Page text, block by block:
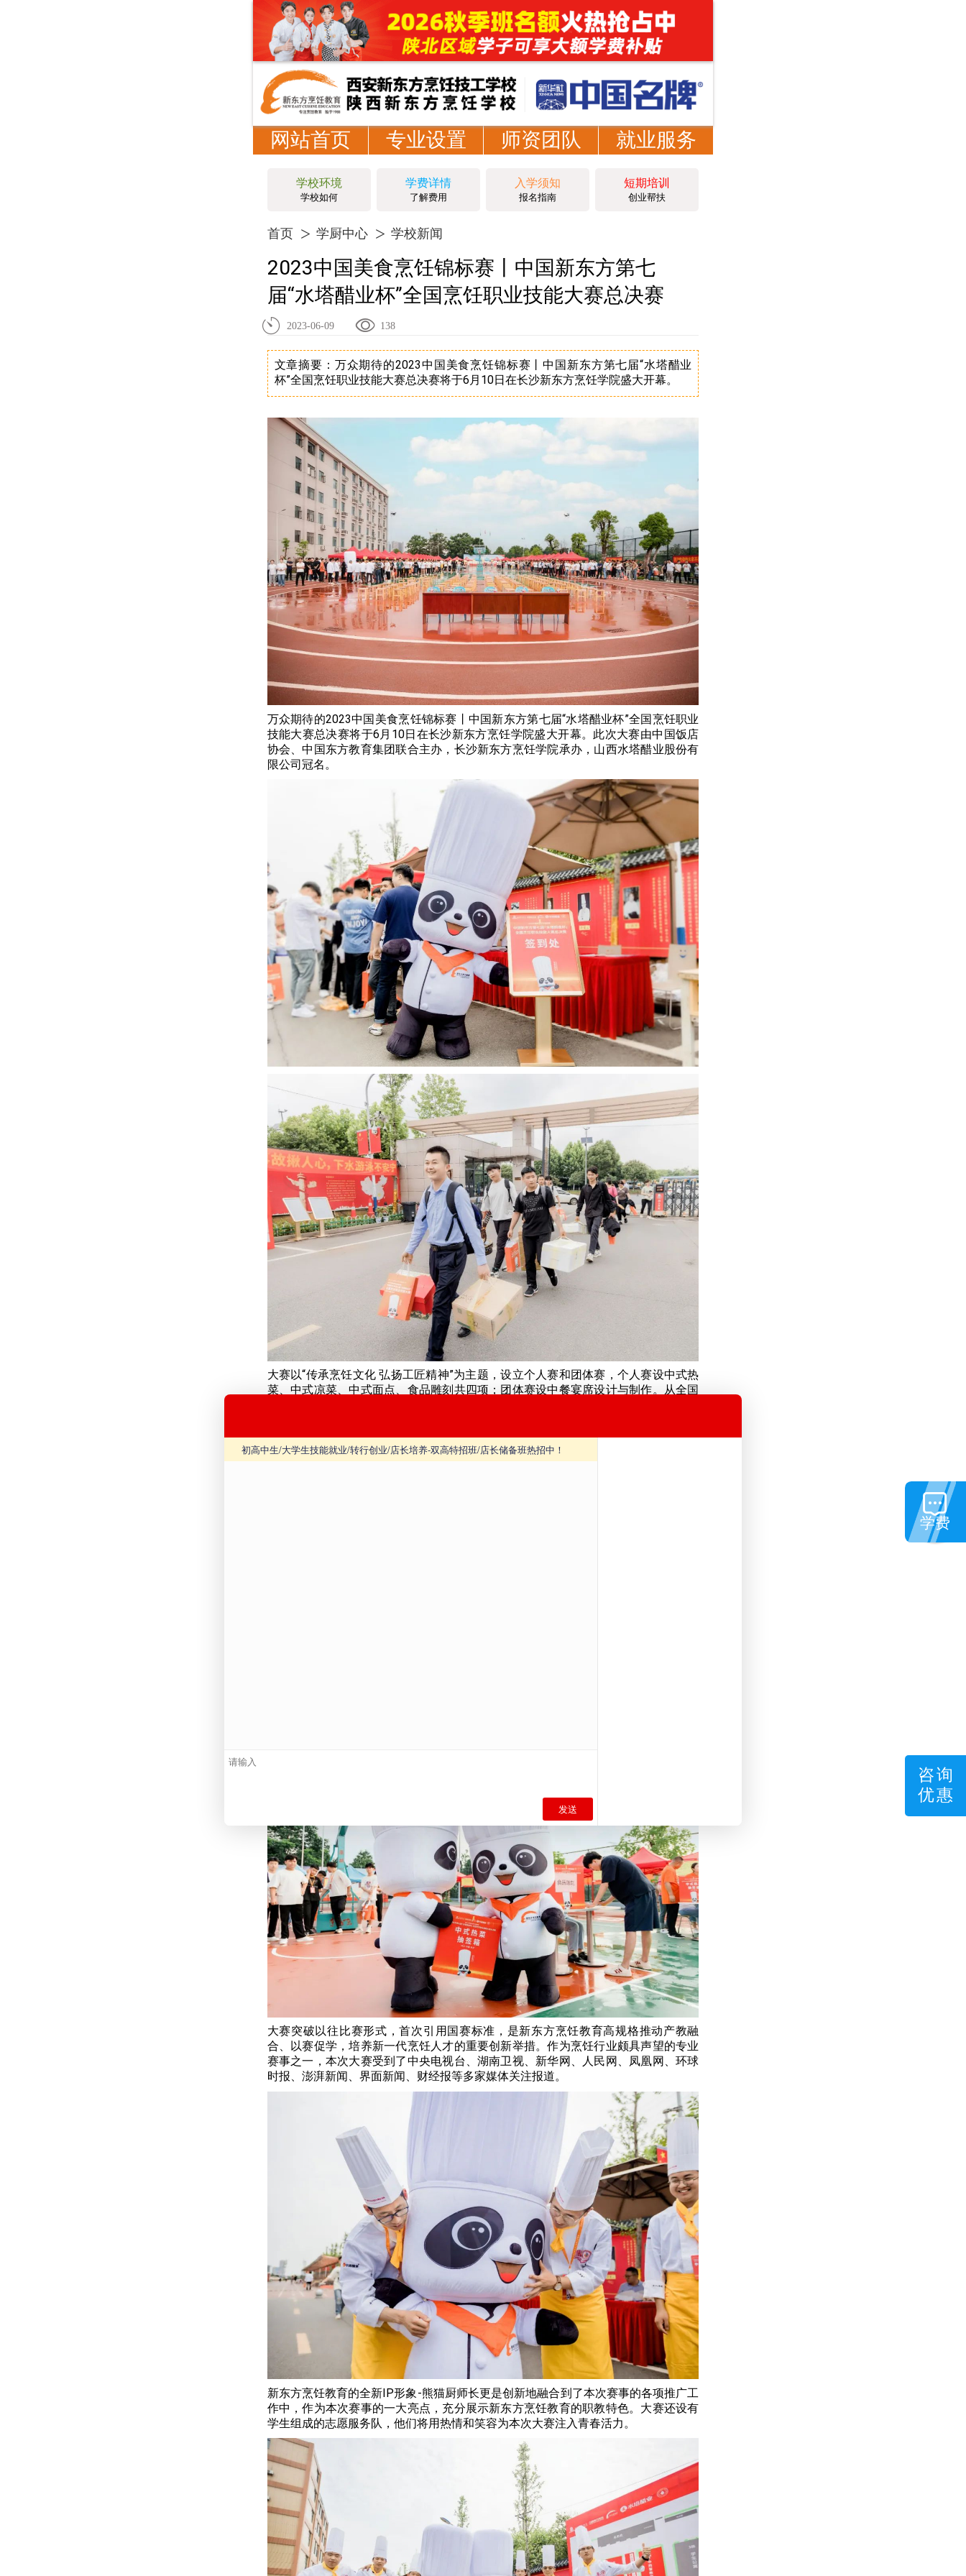
网站首页 专业设置 师资团队 就业服务
学校环境
学校如何
学费详情
了解费用
入学须知
报名指南
短期培训
创业帮扶
首页 学厨中心 学校新闻
2023中国美食烹饪锦标赛丨中国新东方第七
届“水塔醋业杯”全国烹饪职业技能大赛总决赛
2023-06-09 138
文章摘要：万众期待的2023中国美食烹饪锦标赛丨中国新东方第七届“水塔醋业
杯”全国烹饪职业技能大赛总决赛将于6月10日在长沙新东方烹饪学院盛大开幕。
万众期待的2023中国美食烹饪锦标赛丨中国新东方第七届“水塔醋业杯”全国烹饪职业
技能大赛总决赛将于6月10日在长沙新东方烹饪学院盛大开幕。此次大赛由中国饭店
协会、中国东方教育集团联合主办，长沙新东方烹饪学院承办，山西水塔醋业股份有
限公司冠名。
大赛以“传承烹饪文化 弘扬工匠精神”为主题，设立个人赛和团体赛，个人赛设中式热
菜、中式凉菜、中式面点、食品雕刻共四项；团体赛设中餐宴席设计与制作。从全国
大赛突破以往比赛形式，首次引用国赛标准，是新东方烹饪教育高规格推动产教融
合、以赛促学，培养新一代烹饪人才的重要创新举措。作为烹饪行业颇具声望的专业
赛事之一，本次大赛受到了中央电视台、湖南卫视、新华网、人民网、凤凰网、环球
时报、澎湃新闻、界面新闻、财经报等多家媒体关注报道。
新东方烹饪教育的全新IP形象-熊猫厨师长更是创新地融合到了本次赛事的各项推广工
作中，作为本次赛事的一大亮点，充分展示新东方烹饪教育的职教特色。大赛还设有
学生组成的志愿服务队，他们将用热情和笑容为本次大赛注入青春活力。
学费
咨询
优惠